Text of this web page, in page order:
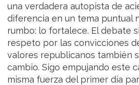
una verdadera autopista de
diferencia en un tema puntual
rumbo: lo fortalece. El debate
respeto por las convicciones
valores republicanos también
cambio. Sigo empujando este
misma fuerza del primer día